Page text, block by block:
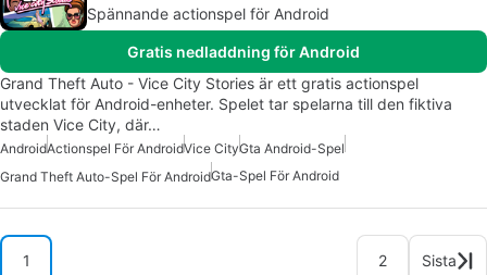
Spännande actionspel för Android
Gratis nedladdning för Android
Grand Theft Auto - Vice City Stories är ett gratis actionspel
utvecklat för Android-enheter. Spelet tar spelarna till den fiktiva
staden Vice City, där…
AndroidActionspel För AndroidVice CityGta Android-Spel
Grand Theft Auto-Spel För AndroidGta-Spel För Android
1 2 Sista